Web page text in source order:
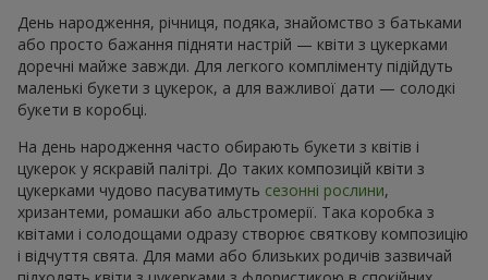
День народження, річниця, подяка, знайомство з батьками
або просто бажання підняти настрій — квіти з цукерками
доречні майже завжди. Для легкого компліменту підійдуть
маленькі букети з цукерок, а для важливої дати — солодкі
букети в коробці.
На день народження часто обирають букети з квітів і
цукерок у яскравій палітрі. До таких композицій квіти з
цукерками чудово пасуватимуть сезонні рослини,
хризантеми, ромашки або альстромерії. Така коробка з
квітами і солодощами одразу створює святкову композицію
і відчуття свята. Для мами або близьких родичів зазвичай